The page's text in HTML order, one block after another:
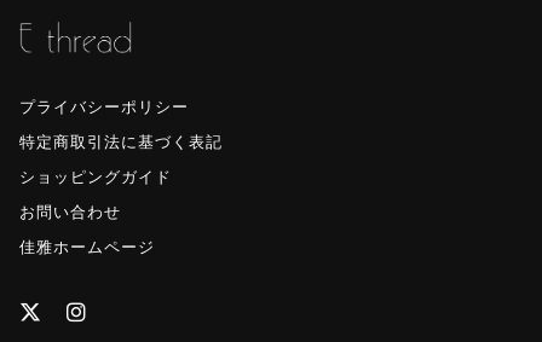
プライバシーポリシー
特定商取引法に基づく表記
ショッピングガイド
お問い合わせ
佳雅ホームページ